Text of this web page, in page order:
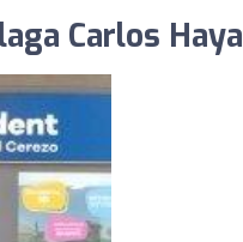
Carlos Haya